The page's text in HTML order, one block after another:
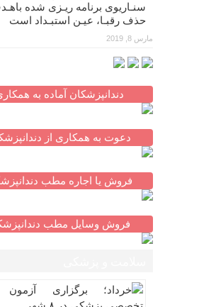
سنـاریوی برنامه ریـزی شده
حذف رقبـا، عیـن استبـداد است
مارس 8, 2019
دندانپزشکان آماده به
دعوت به همکاری از
فروش یا اجاره مطب
فروش وسایل مطب